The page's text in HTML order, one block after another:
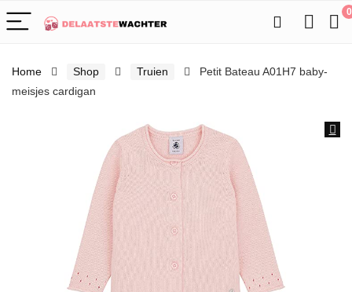
0
Home Shop Truien
Petit Bateau A01H7 baby-
meisjes cardigan